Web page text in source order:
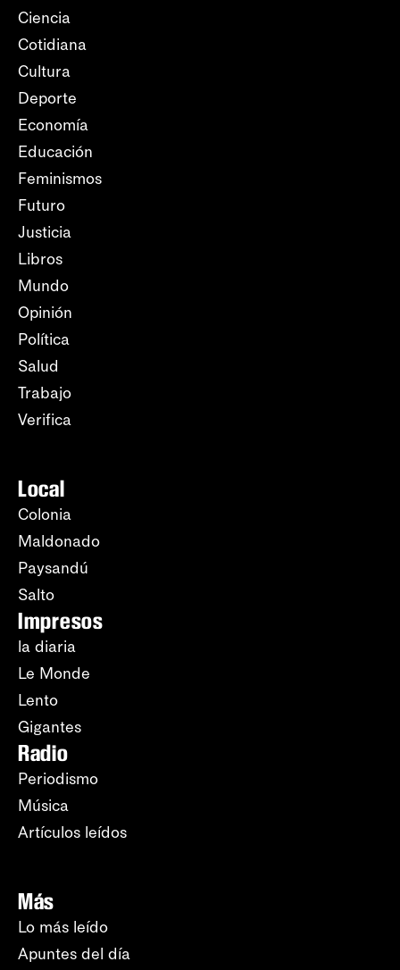
Ciencia
Cotidiana
Cultura
Deporte
Economía
Educación
Feminismos
Futuro
Justicia
Libros
Mundo
Opinión
Política
Salud
Trabajo
Verifica
Local
Colonia
Maldonado
Paysandú
Salto
Impresos
la diaria
Le Monde
Lento
Gigantes
Radio
Periodismo
Música
Artículos leídos
Más
Lo más leído
Apuntes del día